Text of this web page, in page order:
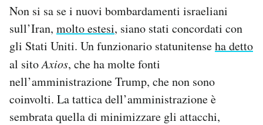
Non si sa se i nuovi bombardamenti israeliani
sull’Iran, molto estesi, siano stati concordati con
gli Stati Uniti. Un funzionario statunitenseha detto
al sitoAxios, che ha molte fonti
nell’amministrazione Trump, che non sono
coinvolti. La tattica dell’amministrazione è
sembrata quella di minimizzare gli attacchi,